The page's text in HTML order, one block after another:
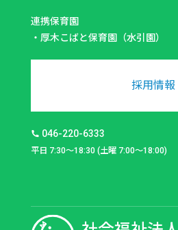
連携保育園
・ 厚木こばと保育園（水引園）
採用情報
046-220-6333
平日 7:30～18:30 (土曜 7:00～18:00)